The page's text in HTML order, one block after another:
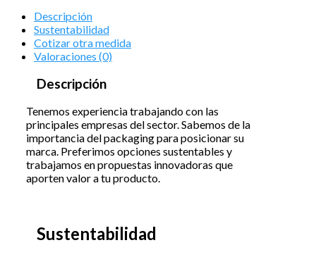
Descripción
Sustentabilidad
Cotizar otra medida
Valoraciones (0)
Descripción
Tenemos experiencia trabajando con las
principales empresas del sector. Sabemos de la
importancia del packaging para posicionar su
marca. Preferimos opciones sustentables y
trabajamos en propuestas innovadoras que
aporten valor a tu producto.
Sustentabilidad